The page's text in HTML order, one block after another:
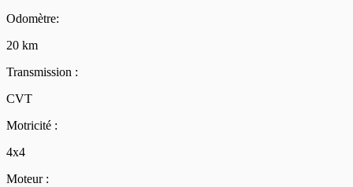
Odomètre:
20 km
Transmission :
CVT
Motricité :
4x4
Moteur :